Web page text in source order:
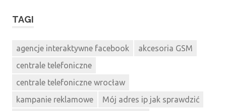
TAGI
agencje interaktywne facebook
akcesoria GSM
centrale telefoniczne
centrale telefoniczne wrocław
kampanie reklamowe
Mój adres ip jak sprawdzić